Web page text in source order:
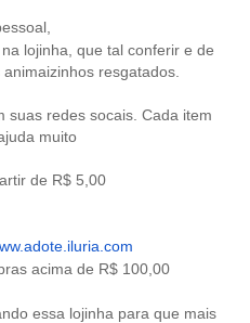
lojinha, que tal conferir e de
animaizinhos resgatados.
suas redes socais. Cada item
muito
de R$ 5,00
acima de R$ 100,00
essa lojinha para que mais